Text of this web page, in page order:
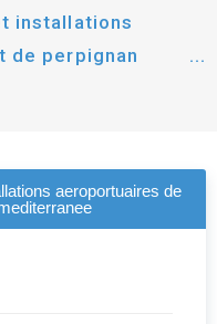
installations
de perpignan
aeroportuaires de